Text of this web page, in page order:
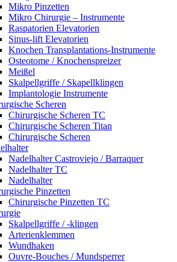
Mikro Pinzetten
Mikro Chirurgie – Instrumente
Raspatorien Elevatorien
Sinus-lift Elevatorien
Knochen Transplantations-Instrumente
Osteotome / Knochenspreizer
Meißel
Skalpellgriffe / Skapellklingen
Implantologie Instrumente
Scheren
Chirurgische Scheren TC
Chirurgische Scheren Titan
Chirurgische Scheren
Nadelhalter Castroviejo / Barraquer
Nadelhalter TC
Nadelhalter
Pinzetten
Chirurgische Pinzetten TC
Skalpellgriffe / -klingen
Arterienklemmen
Wundhaken
Ouvre-Bouches / Mundsperrer